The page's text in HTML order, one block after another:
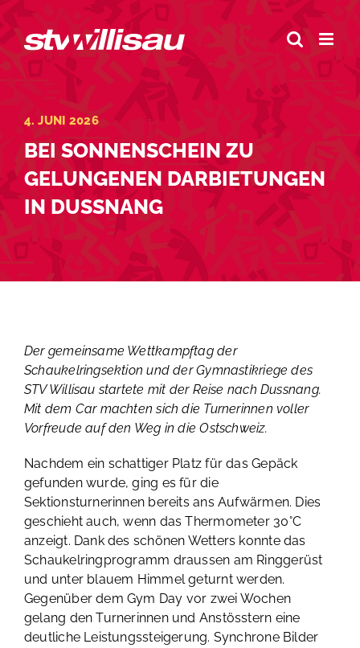
Zum
Inhalt
springen
4. JUNI 2026
BEI SONNENSCHEIN ZU
GELUNGENEN DARBIETUNGEN
IN DUSSNANG
Der gemeinsame Wettkampftag der
Schaukelringsektion und der Gymnastikriege des
STV Willisau startete mit der Reise nach Dussnang.
Mit dem Car machten sich die Turnerinnen voller
Vorfreude auf den Weg in die Ostschweiz.
Nachdem ein schattiger Platz für das Gepäck
gefunden wurde, ging es für die
Sektionsturnerinnen bereits ans Aufwärmen. Dies
geschieht auch, wenn das Thermometer 30°C
anzeigt. Dank des schönen Wetters konnte das
Schaukelringprogramm draussen am Ringgerüst
und unter blauem Himmel geturnt werden.
Gegenüber dem Gym Day vor zwei Wochen
gelang den Turnerinnen und Anstösstern eine
deutliche Leistungssteigerung. Synchrone Bilder